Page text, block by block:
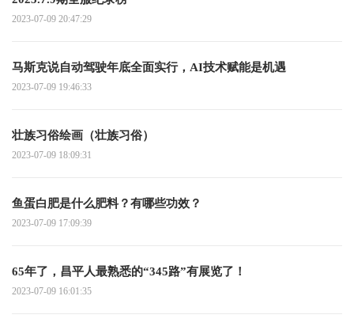
2023-07-09 20:47:29
马斯克说自动驾驶年底全面实行，AI技术赋能是机遇
2023-07-09 19:46:33
壮族习俗绘画（壮族习俗）
2023-07-09 18:09:31
鱼蛋白肥是什么肥料？有哪些功效？
2023-07-09 17:09:39
65年了，昌平人最熟悉的“345路”有展览了！
2023-07-09 16:01:35